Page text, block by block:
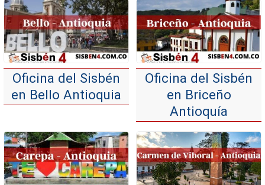
Oficina del Sisbén
en Bello Antioquia
Oficina del Sisbén
en Briceño
Antioquía